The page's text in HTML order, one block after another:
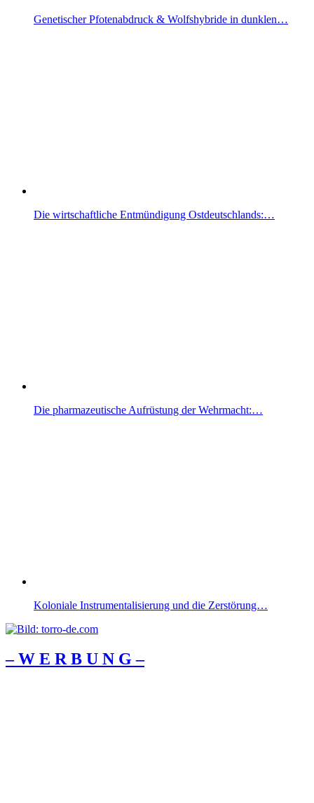
Genetischer Pfotenabdruck & Wolfshybride in dunklen…
Die wirtschaftliche Entmündigung Ostdeutschlands:…
Die pharmazeutische Aufrüstung der Wehrmacht:…
Koloniale Instrumentalisierung und die Zerstörung…
– W Ε R Β U Ν G –